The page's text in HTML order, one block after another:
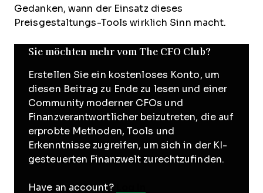
Gedanken, wann der Einsatz dieses
Preisgestaltungs-Tools wirklich Sinn macht.
Sie möchten mehr vom The CFO Club?
Erstellen Sie ein kostenloses Konto, um
diesen Beitrag zu Ende zu lesen und einer
Community moderner CFOs und
Finanzverantwortlicher beizutreten, die auf
erprobte Methoden, Tools und
Erkenntnisse zugreifen, um sich in der KI-
gesteuerten Finanzwelt zurechtzufinden.
Have an account?